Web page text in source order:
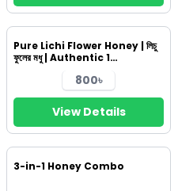
Pure Lichi Flower Honey | লিচু
ফুলের মধু | Authentic 1
800৳
View Details
3-in-1 Honey Combo